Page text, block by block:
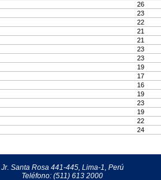
26
23
22
21
21
23
23
19
17
16
19
23
19
22
24
Jr. Santa Rosa 441-445, Lima-1, Perú
Teléfono: (511) 613 2000